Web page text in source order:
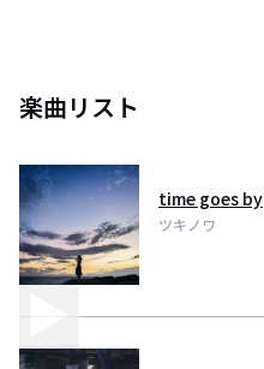
楽曲リスト
time goes by
ツキノワ